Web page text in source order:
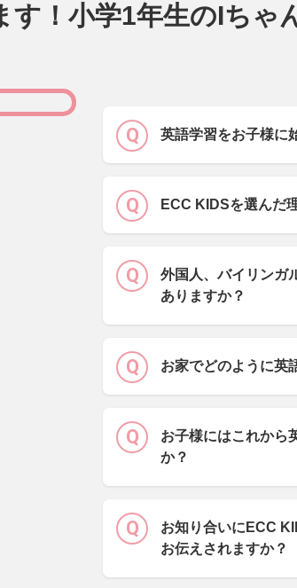
す！小学1年生のIち
英語学習をお子様に
ECC KIDSを選んだ
外国人、バイリンガ
ありますか？
お家でどのように英
お子様にはこれから
か？
お知り合いにECC
お伝えされますか？